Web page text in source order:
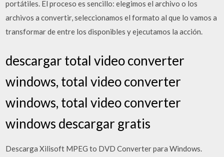
portátiles. El proceso es sencillo: elegimos el archivo o los
archivos a convertir, seleccionamos el formato al que lo vamos a
transformar de entre los disponibles y ejecutamos la acción.
descargar total video converter
windows, total video converter
windows, total video converter
windows descargar gratis
Descarga Xilisoft MPEG to DVD Converter para Windows.